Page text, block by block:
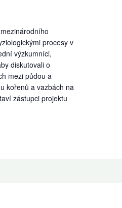
procesy v
výzkumníci,
diskutovali o
mezi půdou a
kořenů a vazbách na
zástupci projektu